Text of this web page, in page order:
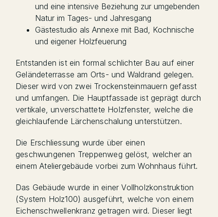
und eine intensive Beziehung zur umgebenden
Natur im Tages- und Jahresgang
Gästestudio als Annexe mit Bad, Kochnische
und eigener Holzfeuerung
Entstanden ist ein formal schlichter Bau auf einer
Geländeterrasse am Orts- und Waldrand gelegen.
Dieser wird von zwei Trockensteinmauern gefasst
und umfangen. Die Hauptfassade ist geprägt durch
vertikale, unverschattete Holzfenster, welche die
gleichlaufende Lärchenschalung unterstützen.
Die Erschliessung wurde über einen
geschwungenen Treppenweg gelöst, welcher an
einem Ateliergebäude vorbei zum Wohnhaus führt.
Das Gebäude wurde in einer Vollholzkonstruktion
(System Holz100) ausgeführt, welche von einem
Eichenschwellenkranz getragen wird. Dieser liegt